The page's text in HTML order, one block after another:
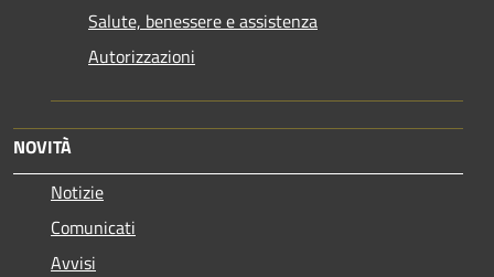
Salute, benessere e assistenza
Autorizzazioni
NOVITÀ
Notizie
Comunicati
Avvisi